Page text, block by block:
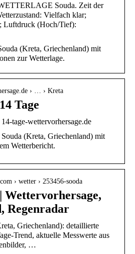
Souda. Zeit der
Vielfach klar;
Luftdruck (Hoch/Tief):
(Kreta, Griechenland) mit
zur Wetterlage.
› … › Kreta
Tage
tage-wettervorhersage.de
(Kreta, Griechenland) mit
Wetterbericht.
› wetter › 253456-sooda
Wettervorhersage,
Regenradar
Griechenland): detaillierte
Trend, aktuelle Messwerte aus
…